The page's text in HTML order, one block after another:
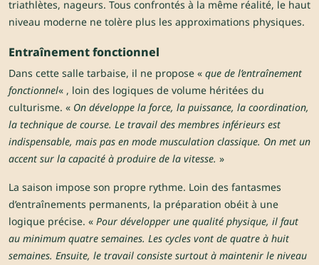
triathlètes, nageurs. Tous confrontés à la même réalité, le haut
niveau moderne ne tolère plus les approximations physiques.
Entraînement fonctionnel
Dans cette salle tarbaise, il ne propose « que de l’entraînement
fonctionnel« , loin des logiques de volume héritées du
culturisme. « On développe la force, la puissance, la coordination,
la technique de course. Le travail des membres inférieurs est
indispensable, mais pas en mode musculation classique. On met un
accent sur la capacité à produire de la vitesse. »
La saison impose son propre rythme. Loin des fantasmes
d’entraînements permanents, la préparation obéit à une
logique précise. « Pour développer une qualité physique, il faut
au minimum quatre semaines. Les cycles vont de quatre à huit
semaines. Ensuite, le travail consiste surtout à maintenir le niveau